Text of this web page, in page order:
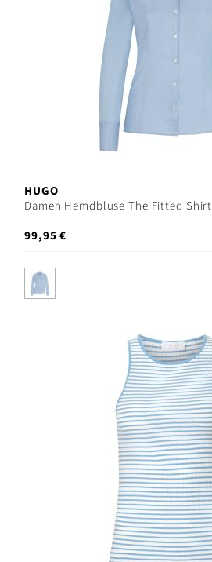
HUGO
Damen Hemdbluse The Fitted Shirt
99,95 €